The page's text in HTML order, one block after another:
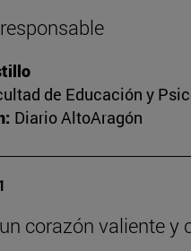
de Educación y
Diario AltoAragón
corazón valiente y